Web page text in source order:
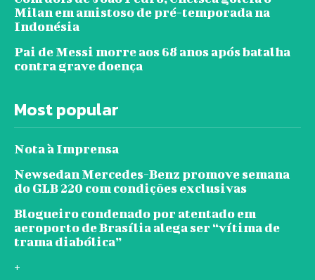
Milan em amistoso de pré-temporada na
Indonésia
Pai de Messi morre aos 68 anos após batalha
contra grave doença
Most popular
Nota à Imprensa
Newsedan Mercedes-Benz promove semana
do GLB 220 com condições exclusivas
Blogueiro condenado por atentado em
aeroporto de Brasília alega ser “vítima de
trama diabólica”
+